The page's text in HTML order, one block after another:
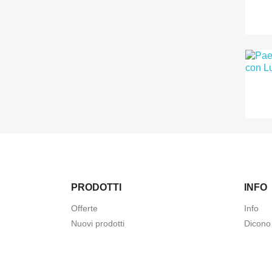
PRODOTTI
Offerte
Nuovi prodotti
INFO
Info